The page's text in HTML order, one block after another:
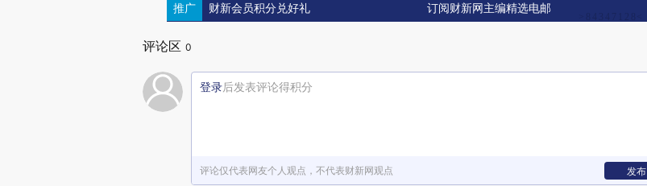
推广 财新会员积分兑好礼 订阅财新网主编精选电邮
评论区 0
登录后发表评论得积分
评论仅代表网友个人观点，不代表财新网观点 发布